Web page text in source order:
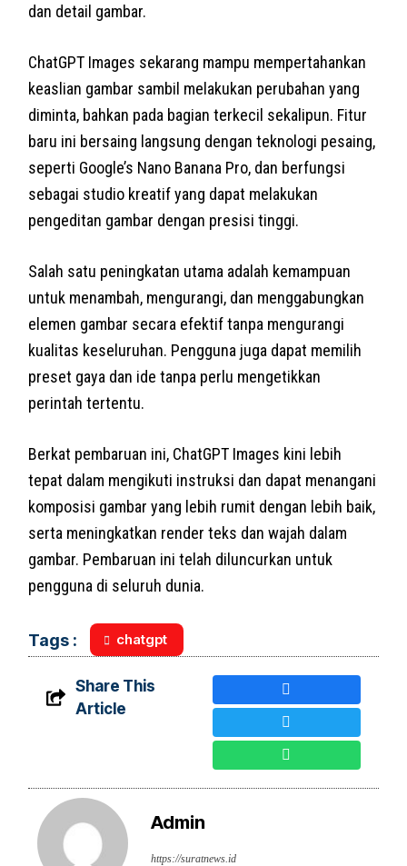
dan detail gambar.
ChatGPT Images sekarang mampu mempertahankan
keaslian gambar sambil melakukan perubahan yang
diminta, bahkan pada bagian terkecil sekalipun. Fitur
baru ini bersaing langsung dengan teknologi pesaing,
seperti Google’s Nano Banana Pro, dan berfungsi
sebagai studio kreatif yang dapat melakukan
pengeditan gambar dengan presisi tinggi.
Salah satu peningkatan utama adalah kemampuan
untuk menambah, mengurangi, dan menggabungkan
elemen gambar secara efektif tanpa mengurangi
kualitas keseluruhan. Pengguna juga dapat memilih
preset gaya dan ide tanpa perlu mengetikkan
perintah tertentu.
Berkat pembaruan ini, ChatGPT Images kini lebih
tepat dalam mengikuti instruksi dan dapat menangani
komposisi gambar yang lebih rumit dengan lebih baik,
serta meningkatkan render teks dan wajah dalam
gambar. Pembaruan ini telah diluncurkan untuk
pengguna di seluruh dunia.
Tags : chatgpt
Share This
Article
Admin
https://suratnews.id